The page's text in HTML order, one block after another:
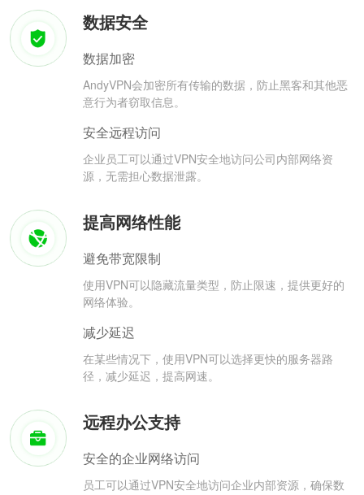
数据安全
数据加密
AndyVPN会加密所有传输的数据，防止黑客和其他恶
意行为者窃取信息。
安全远程访问
企业员工可以通过VPN安全地访问公司内部网络资
源，无需担心数据泄露。
提高网络性能
避免带宽限制
使用VPN可以隐藏流量类型，防止限速，提供更好的
网络体验。
减少延迟
在某些情况下，使用VPN可以选择更快的服务器路
径，减少延迟，提高网速。
远程办公支持
安全的企业网络访问
员工可以通过VPN安全地访问企业内部资源，确保数